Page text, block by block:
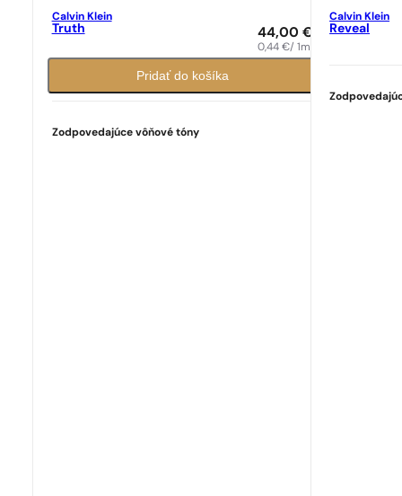
Calvin Klein
Truth 44,00 €
0,44 €/ 1ml
Pridať do košíka
Zodpovedajúce vôňové tóny
Calvin Klein
Reveal